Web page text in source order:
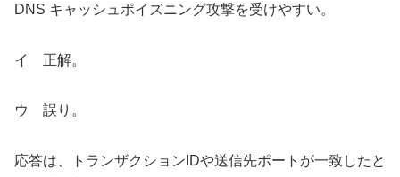
DNS キャッシュポイズニング攻撃を受けやすい。
イ 正解。
ウ 誤り。
応答は、トランザクションIDや送信先ポートが一致したと